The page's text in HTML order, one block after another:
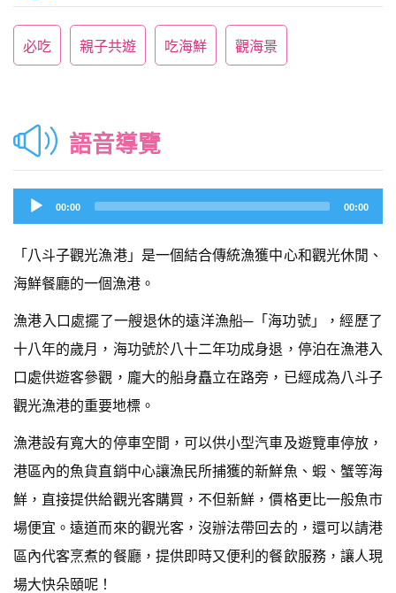
必吃 親子共遊 吃海鮮 觀海景
語音導覽
Audio
Player
00:00 00:00
「八斗子觀光漁港」是一個結合傳統漁獲中心和觀光休閒、
海鮮餐廳的一個漁港。
漁港入口處擺了一艘退休的遠洋漁船─「海功號」，經歷了
十八年的歲月，海功號於八十二年功成身退，停泊在漁港入
口處供遊客參觀，龐大的船身矗立在路旁，已經成為八斗子
觀光漁港的重要地標。
漁港設有寬大的停車空間，可以供小型汽車及遊覽車停放，
港區內的魚貨直銷中心讓漁民所捕獲的新鮮魚、蝦、蟹等海
鮮，直接提供給觀光客購買，不但新鮮，價格更比一般魚市
場便宜。遠道而來的觀光客，沒辦法帶回去的，還可以請港
區內代客烹煮的餐廳，提供即時又便利的餐飲服務，讓人現
場大快朵頤呢！